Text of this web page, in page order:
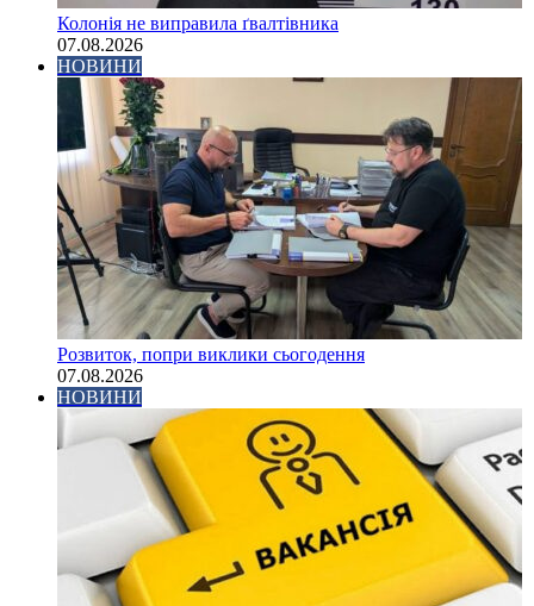
Колонія не виправила ґвалтівника
07.08.2026
НОВИНИ
Розвиток, попри виклики сьогодення
07.08.2026
НОВИНИ